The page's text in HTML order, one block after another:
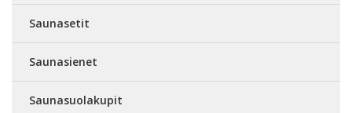
Saunasetit
Saunasienet
Saunasuolakupit